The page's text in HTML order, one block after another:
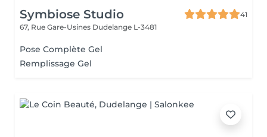
Symbiose Studio
41
67, Rue Gare-Usines Dudelange L-3481
Pose Complète Gel
Remplissage Gel